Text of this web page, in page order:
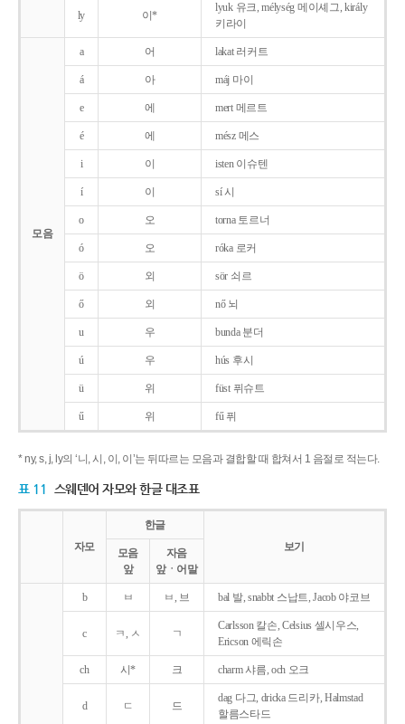
ly 이*
lyuk 유크, mélység 메이셰그, király
키라이
모음
a 어 lakat 러커트
á 아 máj 마이
e 에 mert 메르트
é 에 mész 메스
i 이 isten 이슈텐
í 이 sí 시
o 오 torna 토르너
ó 오 róka 로커
ö 외 sör 쇠르
ő 외 nő 뇌
u 우 bunda 분더
ú 우 hús 후시
ü 위 füst 퓌슈트
ű 위 fű 퓌
* ny, s, j, ly의 ‘니, 시, 이, 이’는 뒤따르는 모음과 결합할 때 합쳐서 1 음절로 적는다.
표 11 스웨덴어 자모와 한글 대조표
자모
한글
보기
모음
앞
자음
앞ㆍ어말
b ㅂ ㅂ, 브 bal 발, snabbt 스납트, Jacob 야코브
c ㅋ, ㅅ ㄱ
Carlsson 칼손, Celsius 셀시우스,
Ericson 에릭손
ch 시* 크 charm 샤름, och 오크
d ㄷ 드
dag 다그, dricka 드리카, Halmstad
할름스타드